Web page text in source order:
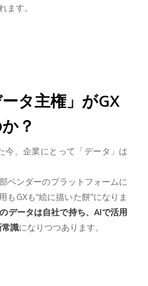
ます。
タ主権」がGX
？
今、企業にとって「データ」は
ベンダーのプラットフォームに
もGXも“絵に描いた餅”になりま
のデータは自社で持ち、AIで活用
識になりつつあります。